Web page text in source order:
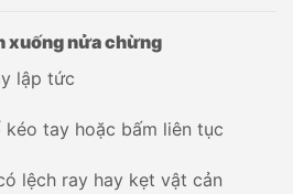
xuống nửa chừng
lập tức
tay hoặc bấm liên tục
lệch ray hay kẹt vật cản